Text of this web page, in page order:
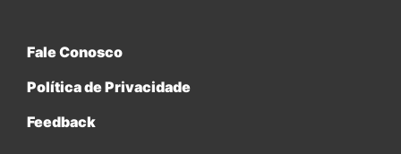
Fale Conosco
Política de Privacidade
Feedback